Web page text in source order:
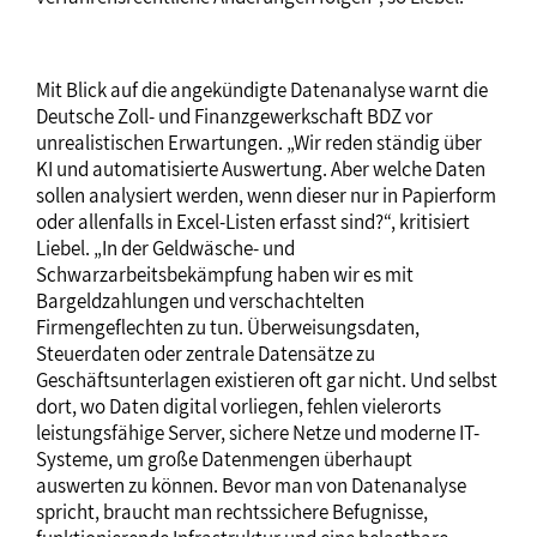
Mit Blick auf die angekündigte Datenanalyse warnt die
Deutsche Zoll- und Finanzgewerkschaft BDZ vor
unrealistischen Erwartungen. „Wir reden ständig über
KI und automatisierte Auswertung. Aber welche Daten
sollen analysiert werden, wenn dieser nur in Papierform
oder allenfalls in Excel-Listen erfasst sind?“, kritisiert
Liebel. „In der Geldwäsche- und
Schwarzarbeitsbekämpfung haben wir es mit
Bargeldzahlungen und verschachtelten
Firmengeflechten zu tun. Überweisungsdaten,
Steuerdaten oder zentrale Datensätze zu
Geschäftsunterlagen existieren oft gar nicht. Und selbst
dort, wo Daten digital vorliegen, fehlen vielerorts
leistungsfähige Server, sichere Netze und moderne IT-
Systeme, um große Datenmengen überhaupt
auswerten zu können. Bevor man von Datenanalyse
spricht, braucht man rechtssichere Befugnisse,